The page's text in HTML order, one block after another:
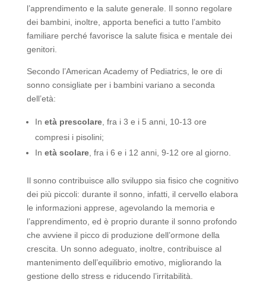
l’apprendimento e la salute generale. Il sonno regolare
dei bambini, inoltre, apporta benefici a tutto l’ambito
familiare perché favorisce la salute fisica e mentale dei
genitori.
Secondo l’American Academy of Pediatrics, le ore di
sonno consigliate per i bambini variano a seconda
dell’età:
In età prescolare, fra i 3 e i 5 anni, 10-13 ore
compresi i pisolini;
In età scolare, fra i 6 e i 12 anni, 9-12 ore al giorno.
Il sonno contribuisce allo sviluppo sia fisico che cognitivo
dei più piccoli: durante il sonno, infatti, il cervello elabora
le informazioni apprese, agevolando la memoria e
l’apprendimento, ed è proprio durante il sonno profondo
che avviene il picco di produzione dell’ormone della
crescita. Un sonno adeguato, inoltre, contribuisce al
mantenimento dell’equilibrio emotivo, migliorando la
gestione dello stress e riducendo l’irritabilità.